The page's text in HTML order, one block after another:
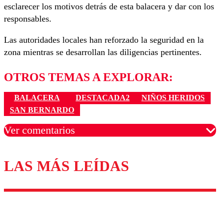
esclarecer los motivos detrás de esta balacera y dar con los
responsables.
Las autoridades locales han reforzado la seguridad en la
zona mientras se desarrollan las diligencias pertinentes.
OTROS TEMAS A EXPLORAR:
BALACERA DESTACADA2
NIÑOS HERIDOS
SAN BERNARDO
Ver comentarios
Los comentarios son moderados para garantizar un
diálogo respetuoso.
LAS MÁS LEÍDAS